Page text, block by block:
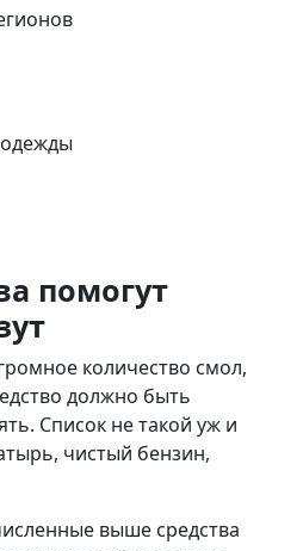
помогут
количество смол,
должно быть
Список не такой уж и
чистый бензин,
выше средства